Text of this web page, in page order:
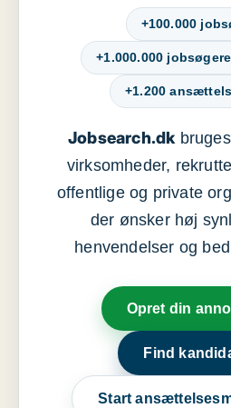
+100.000
+1.000.000
+1.200
Jobsearch.dk
virksomheder,
offentlige og private
der ønsker høj
henvendelser og
Opret din
Find
Start